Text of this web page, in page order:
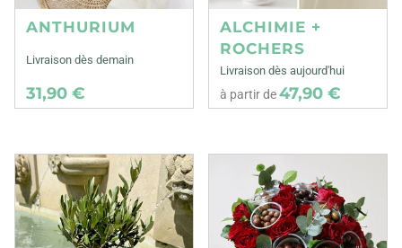
ANTHURIUM
Livraison dès demain
31,90 €
ALCHIMIE +
ROCHERS
Livraison dès aujourd'hui
à partir de47,90 €